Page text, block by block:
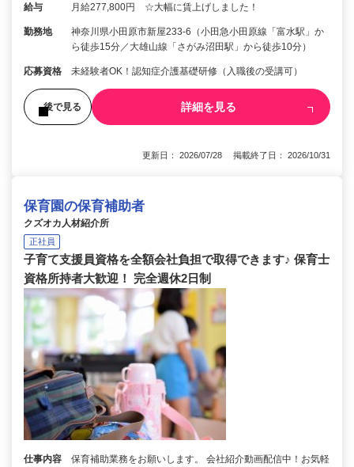
給与 月給277,800円 ☆大幅に賃上げしました！
勤務地
神奈川県小田原市新屋233-6（小田急小田原線「富水駅」か
ら徒歩15分／大雄山線「さがみ沼田駅」から徒歩10分）
応募資格 未経験者OK！認知症介護基礎研修（入職後の受講可）
後で見る 詳細を見る
更新日： 2026/07/28 掲載終了日： 2026/10/31
保育園の保育補助者
クズオカ人材紹介所
正社員
子育て支援員資格を全額会社負担で取得できます♪ 保育士
資格所持者大歓迎！ 完全週休2日制
仕事内容
保育補助業務をお願いします。 会社紹介動画配信中！お気軽